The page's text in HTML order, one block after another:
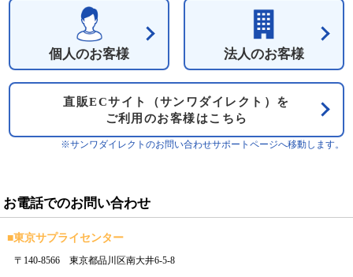
個人のお客様 法人のお客様
直販ECサイト（サンワダイレクト）を
ご利用のお客様はこちら
※サンワダイレクトのお問い合わせサポートページへ移動します。
お電話でのお問い合わせ
■東京サプライセンター
〒140-8566 東京都品川区南大井6-5-8